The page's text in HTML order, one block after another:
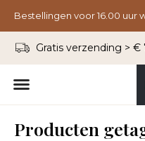
Gratis verzending > €
Producten